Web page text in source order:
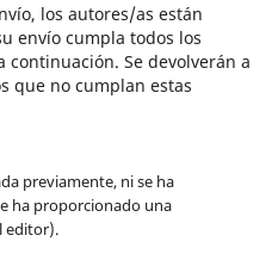
los autores/as están
envío cumpla todos los
Se devolverán a
que no cumplan estas
previamente, ni se ha
ha proporcionado una
editor).